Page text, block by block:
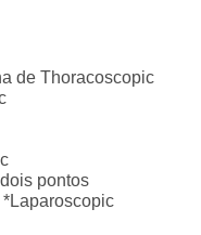
de Thoracoscopic
pontos